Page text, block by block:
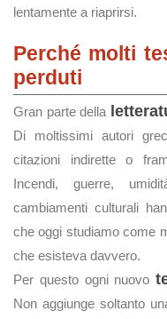
lentamente a riaprirsi.
Perché molti
perduti
Gran parte della
Di moltissimi autori
citazioni indirette o
Incendi, guerre,
cambiamenti culturali
che oggi studiamo come
che esisteva davvero.
Per questo ogni nuovo
Non aggiunge soltanto